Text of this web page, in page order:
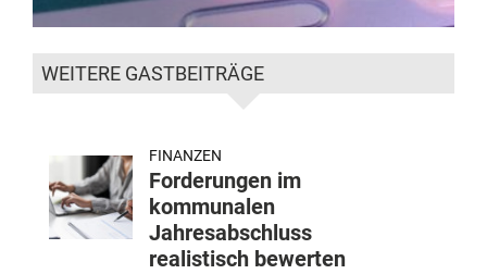
WEITERE GASTBEITRÄGE
FINANZEN
Forderungen im
kommunalen
Jahresabschluss
realistisch bewerten